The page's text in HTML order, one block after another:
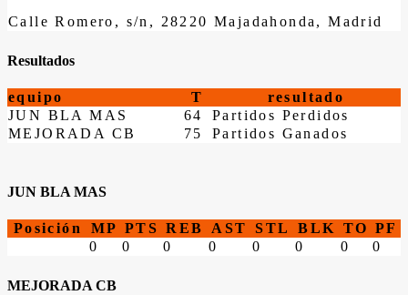
Calle Romero, s/n, 28220 Majadahonda, Madrid
Resultados
equipo T
resultado
JUN BLA MAS
64
Partidos Perdidos
MEJORADA CB
75 Partidos Ganados
JUN BLA MAS
Posición MP PTS REB AST STL BLK TO PF
0
0 0 0 0 0 0 0
MEJORADA CB